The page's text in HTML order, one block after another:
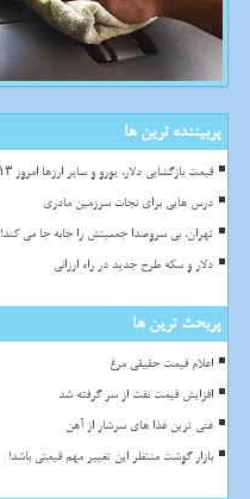
پربیننده ترین ها
قیمت بازگشایی دلار، یورو و سایر ارزها امروز ۱۳ خرداد ۱۴۰۵ به همراه جدول
درس هایی برای نجات سرزمین مادری
تهران، بی سروصدا جمعیتش را جابه جا می کند!
دلار و سکه طرح جدید در راه ارزانی
پربحث ترین ها
اعلام قیمت حقیقی مرغ
افزایش قیمت نفت از سر گرفته شد
غنی ترین غذا های سرشار از آهن
بازار گوشت منتظر این تغییر مهم قیمتی باشد!